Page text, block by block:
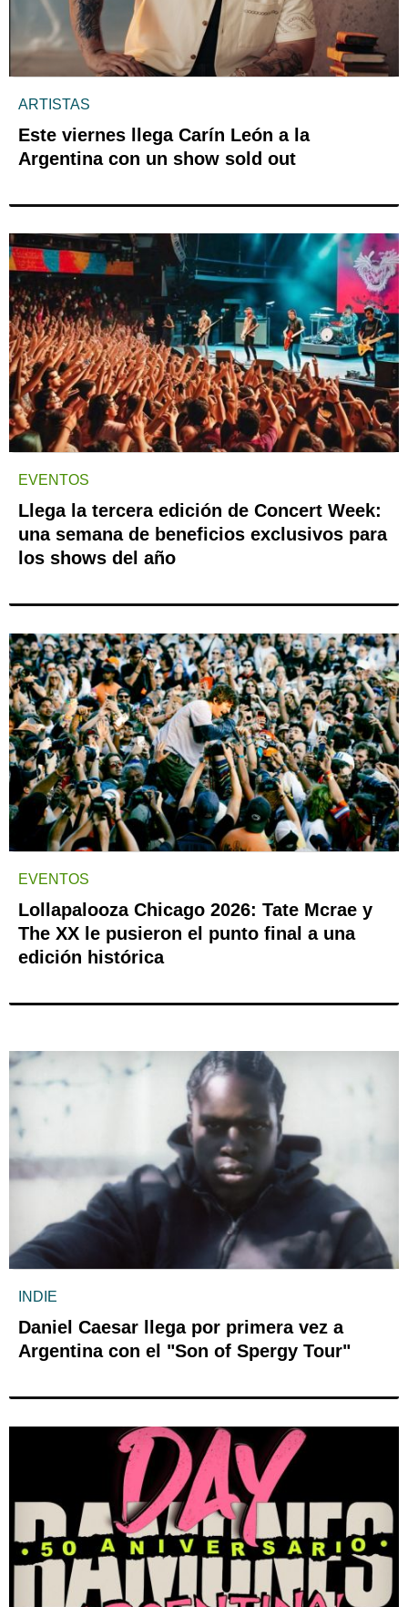
ARTISTAS
Este viernes llega Carín León a la
Argentina con un show sold out
EVENTOS
Llega la tercera edición de Concert Week:
una semana de beneficios exclusivos para
los shows del año
EVENTOS
Lollapalooza Chicago 2026: Tate Mcrae y
The XX le pusieron el punto final a una
edición histórica
INDIE
Daniel Caesar llega por primera vez a
Argentina con el "Son of Spergy Tour"